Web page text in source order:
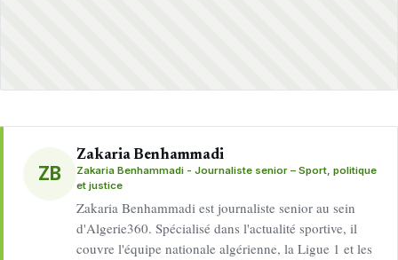
ZB
Zakaria Benhammadi
Zakaria Benhammadi - Journaliste senior – Sport, politique
et justice
Zakaria Benhammadi est journaliste senior au sein
d'Algerie360. Spécialisé dans l'actualité sportive, il
couvre l'équipe nationale algérienne, la Ligue 1 et les